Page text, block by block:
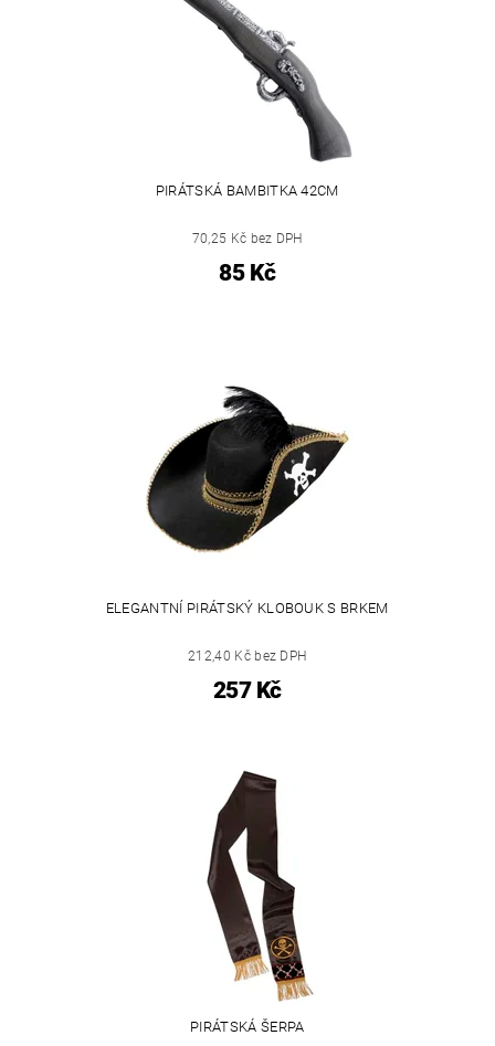
PIRÁTSKÁ BAMBITKA 42CM
70,25 Kč bez DPH
85 Kč
ELEGANTNÍ PIRÁTSKÝ KLOBOUK S BRKEM
212,40 Kč bez DPH
257 Kč
PIRÁTSKÁ ŠERPA